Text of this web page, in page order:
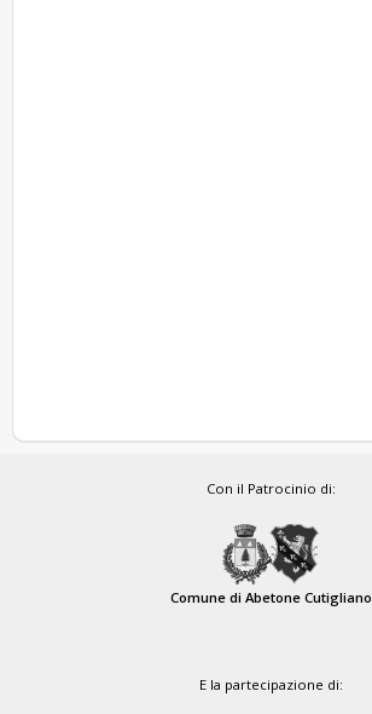
Con il Patrocinio di:
Comune di Abetone Cutigliano
E la partecipazione di: